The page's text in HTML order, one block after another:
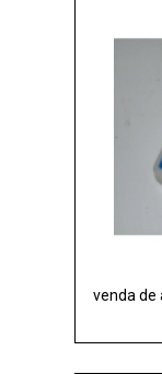
venda de